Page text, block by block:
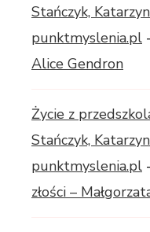
Stańczyk,
punktmyslenia.pl -
Alice Gendron
Życie z
Stańczyk,
punktmyslenia.pl -
złości –